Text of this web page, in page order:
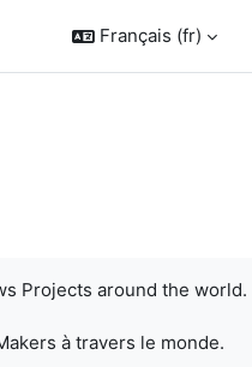
Français ‎(fr)‎
Projects around the world.
à travers le monde.